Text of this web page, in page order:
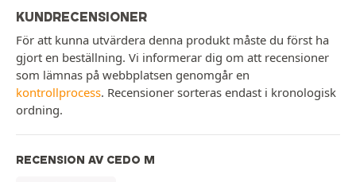
KUNDRECENSIONER
För att kunna utvärdera denna produkt måste du först ha
gjort en beställning. Vi informerar dig om att recensioner
som lämnas på webbplatsen genomgår en
kontrollprocess. Recensioner sorteras endast i kronologisk
ordning.
RECENSION AV CEDO M